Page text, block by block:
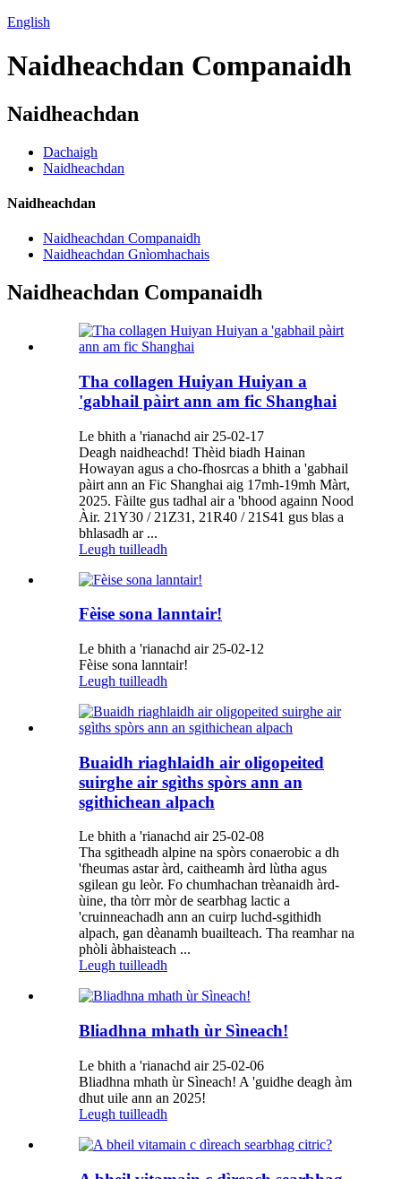
English
Naidheachdan Companaidh
Naidheachdan
Dachaigh
Naidheachdan
Naidheachdan
Naidheachdan Companaidh
Naidheachdan Gnìomhachais
Naidheachdan Companaidh
Tha collagen Huiyan Huiyan a
'gabhail pàirt ann am fic Shanghai
Le bhith a 'rianachd air 25-02-17
Deagh naidheachd! Thèid biadh Hainan
Howayan agus a cho-fhosrcas a bhith a 'gabhail
pàirt ann an Fic Shanghai aig 17mh-19mh Màrt,
2025. Fàilte gus tadhal air a 'bhood againn Nood
Àir. 21Y30 / 21Z31, 21R40 / 21S41 gus blas a
bhlasadh ar ...
Leugh tuilleadh
Fèise sona lanntair!
Le bhith a 'rianachd air 25-02-12
Fèise sona lanntair!
Leugh tuilleadh
Buaidh riaghlaidh air oligopeited
suirghe air sgìths spòrs ann an
sgithichean alpach
Le bhith a 'rianachd air 25-02-08
Tha sgitheadh ​​alpine na spòrs conaerobic a dh
'fheumas astar àrd, caitheamh àrd lùtha agus
sgilean gu leòr. Fo chumhachan trèanaidh àrd-
ùine, tha tòrr mòr de searbhag lactic a
'cruinneachadh ann an cuirp luchd-sgithidh
alpach, gan dèanamh buailteach. Tha reamhar na
phòli àbhaisteach ...
Leugh tuilleadh
Bliadhna mhath ùr Sìneach!
Le bhith a 'rianachd air 25-02-06
Bliadhna mhath ùr Sìneach! A 'guidhe deagh àm
dhut uile ann an 2025!
Leugh tuilleadh